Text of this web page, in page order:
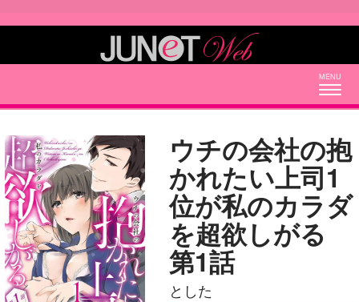
ウチの会社の抱
かれたい上司1
位が私のカラダ
を超欲しがる
第1話
とした